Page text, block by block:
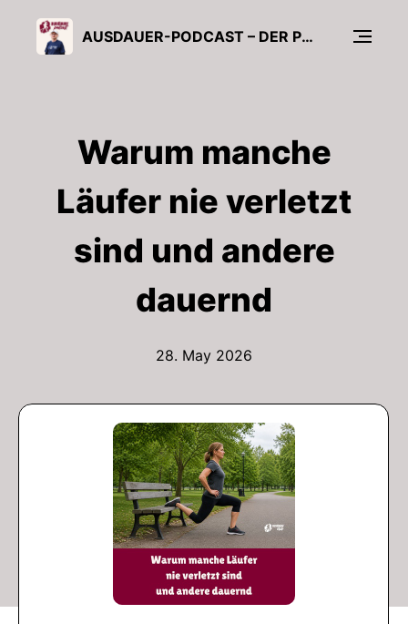
AUSDAUER-PODCAST – DER PODCAST VOM AUSDAUERCLUB ÜBERS LAUFEN
Warum manche
Läufer nie verletzt
sind und andere
dauernd
28. May 2026